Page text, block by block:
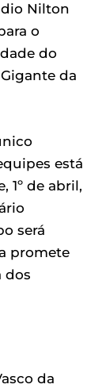
Nilton
o
do
da
está
1º de abril,
será
promete
dos
da